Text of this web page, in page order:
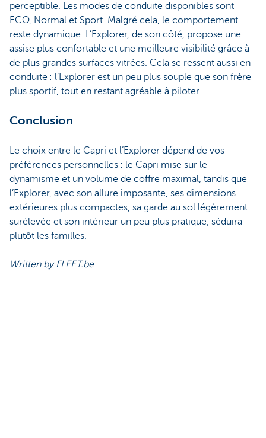
perceptible. Les modes de conduite disponibles sont
ECO, Normal et Sport. Malgré cela, le comportement
reste dynamique. L’Explorer, de son côté, propose une
assise plus confortable et une meilleure visibilité grâce à
de plus grandes surfaces vitrées. Cela se ressent aussi en
conduite : l’Explorer est un peu plus souple que son frère
plus sportif, tout en restant agréable à piloter.
Conclusion
Le choix entre le Capri et l’Explorer dépend de vos
préférences personnelles : le Capri mise sur le
dynamisme et un volume de coffre maximal, tandis que
l’Explorer, avec son allure imposante, ses dimensions
extérieures plus compactes, sa garde au sol légèrement
surélevée et son intérieur un peu plus pratique, séduira
plutôt les familles.
Written by FLEET.be